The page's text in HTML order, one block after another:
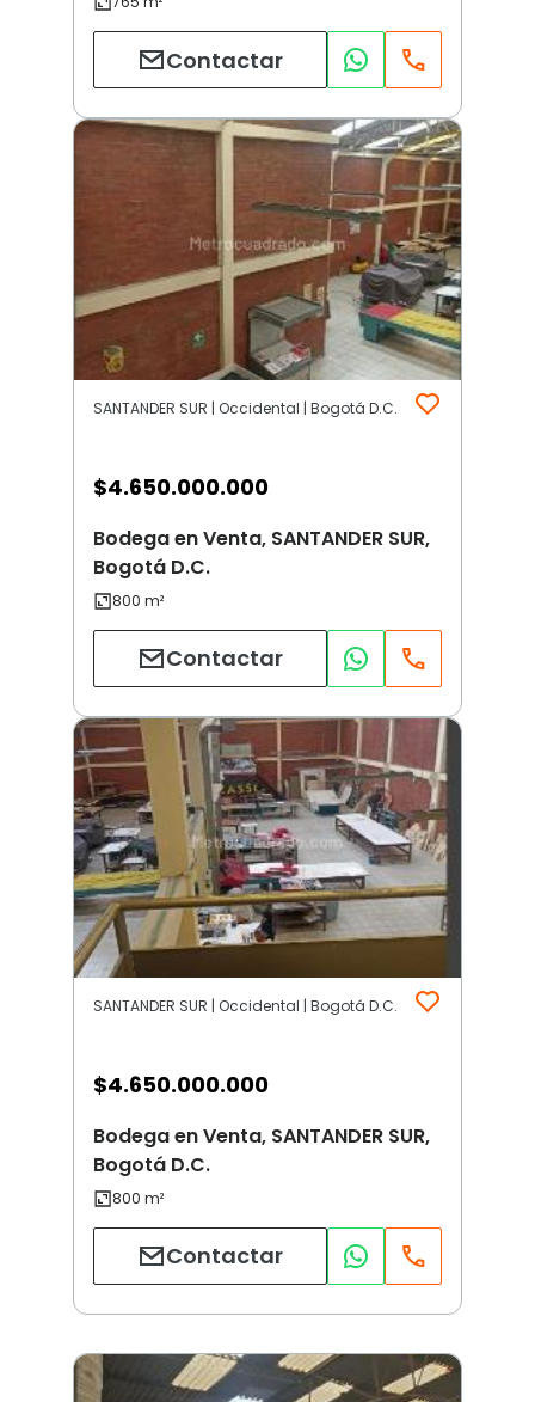
Contactar
SANTANDER SUR | Occidental | Bogotá D.C.
$4.650.000.000
Bodega en Venta, SANTANDER SUR,
Bogotá D.C.
Contactar
SANTANDER SUR | Occidental | Bogotá D.C.
$4.650.000.000
Bodega en Venta, SANTANDER SUR,
Bogotá D.C.
Contactar